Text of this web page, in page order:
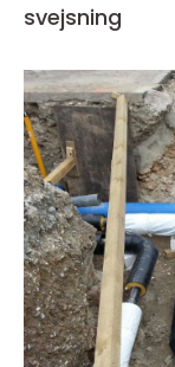
svejsning